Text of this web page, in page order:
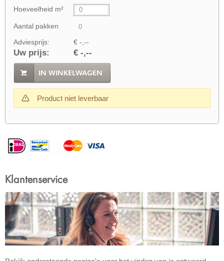
Hoeveelheid m²
Aantal pakken
Adviesprijs: € -,--
Uw prijs: € -,--
IN WINKELWAGEN
Product niet leverbaar
Klantenservice